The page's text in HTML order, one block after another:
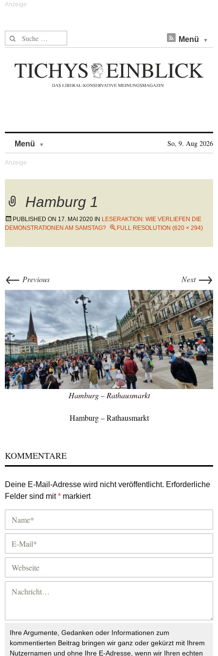
Suche nach: Menü
Menü So, 9. Aug 2026
Hamburg 1
PUBLISHED ON 17. MAI 2020 IN LESERAKTION: WIE VERLIEFEN DIE
DEMONSTRATIONEN AM SAMSTAG?
FULL RESOLUTION (620 × 294)
← Previous Next →
Hamburg – Rathausmarkt
Hamburg – Rathausmarkt
KOMMENTARE
Deine E-Mail-Adresse wird nicht veröffentlicht. Erforderliche
Felder sind mit* markiert
Ihre Argumente, Gedanken oder Informationen zum
kommentierten Beitrag bringen wir ganz oder gekürzt mit Ihrem
Nutzernamen und ohne Ihre E-Adresse, wenn wir Ihren echten